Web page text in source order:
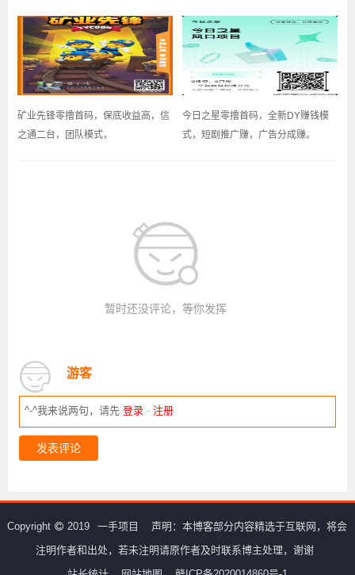
矿业先锋零撸首码，保底收益高，信
之通二台，团队模式，
今日之星零撸首码，全新DY赚钱模
式，短剧推广赚，广告分成赚。
暂时还没评论，等你发挥
游客
^-^我来说两句，请先登录 · 注册
发表评论
Copyright 2019 一手项目
声明：本博客部分内容精选于互联网，将会
注明作者和出处，若未注明请原作者及时联系博主处理，谢谢